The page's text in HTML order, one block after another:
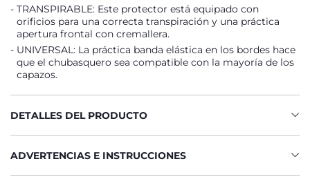
TRANSPIRABLE: Este protector está equipado con
orificios para una correcta transpiración y una práctica
apertura frontal con cremallera.
UNIVERSAL: La práctica banda elástica en los bordes hace
que el chubasquero sea compatible con la mayoría de los
capazos.
DETALLES DEL PRODUCTO
ADVERTENCIAS E INSTRUCCIONES